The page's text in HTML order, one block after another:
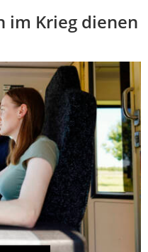
im Krieg dienen